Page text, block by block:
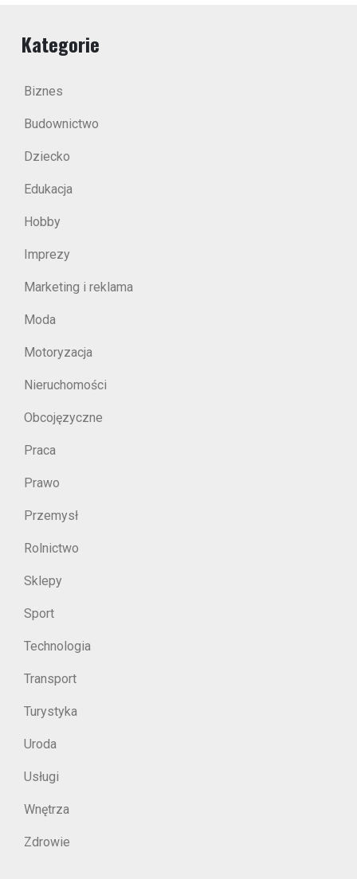
Kategorie
Biznes
Budownictwo
Dziecko
Edukacja
Hobby
Imprezy
Marketing i reklama
Moda
Motoryzacja
Nieruchomości
Obcojęzyczne
Praca
Prawo
Przemysł
Rolnictwo
Sklepy
Sport
Technologia
Transport
Turystyka
Uroda
Usługi
Wnętrza
Zdrowie